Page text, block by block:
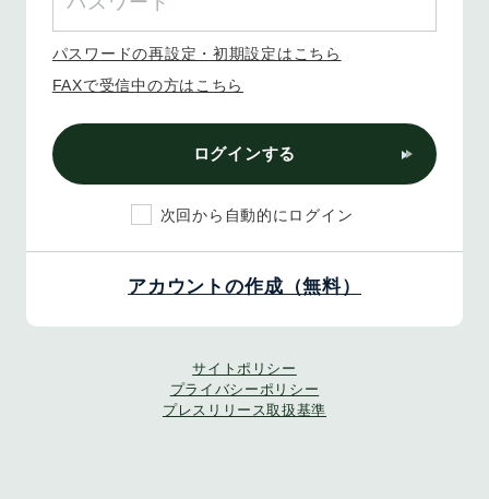
パスワードの再設定・初期設定はこちら
FAXで受信中の方はこちら
ログインする
次回から自動的にログイン
アカウントの作成（無料）
サイトポリシー
プライバシーポリシー
プレスリリース取扱基準